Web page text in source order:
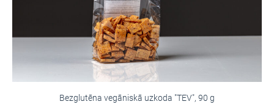
Bezglutēna vegāniskā uzkoda "TEV", 90 g